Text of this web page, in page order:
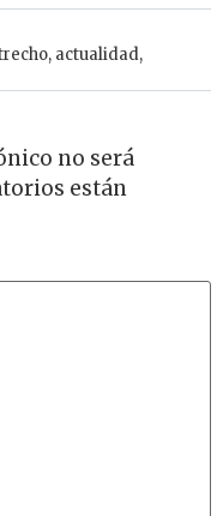
, actualidad,
no será
están